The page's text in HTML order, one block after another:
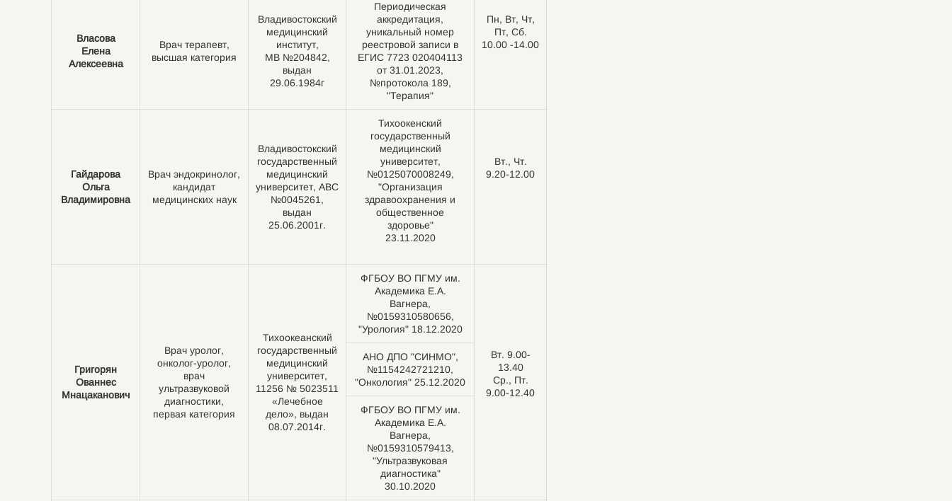
Власова
Елена
Алексеевна
Врач терапевт,
высшая категория
Владивостокский
медицинский
институт,
МВ №204842,
выдан
29.06.1984г
Периодическая
аккредитация,
уникальный номер
реестровой записи в
ЕГИС 7723 020404113
от 31.01.2023,
№протокола 189,
"Терапия"
Пн, Вт, Чт,
Пт, Сб.
10.00 -14.00
Гайдарова
Ольга
Владимировна
Врач эндокринолог,
кандидат
медицинских наук
Владивостокский
государственный
медицинский
университет, АВC
№0045261,
выдан
25.06.2001г.
Тихоокенский
государственный
медицинский
университет,
№0125070008249,
"Организация
здравоохранения и
общественное
здоровье"
23.11.2020
Вт., Чт.
9.20-12.00
Григорян
Ованнес
Мнацаканович
Врач уролог,
онколог-уролог,
врач
ультразвуковой
диагностики,
первая категория
Тихоокеанский
государственный
медицинский
университет,
11256 № 5023511
«Лечебное
дело», выдан
08.07.2014г.
ФГБОУ ВО ПГМУ им.
Академика Е.А.
Вагнера,
№0159310580656,
"Урология" 18.12.2020
Вт. 9.00-
13.40
Ср., Пт.
9.00-12.40
АНО ДПО "СИНМО",
№1154242721210,
"Онкология" 25.12.2020
ФГБОУ ВО ПГМУ им.
Академика Е.А.
Вагнера,
№0159310579413,
"Ультразвуковая
диагностика"
30.10.2020